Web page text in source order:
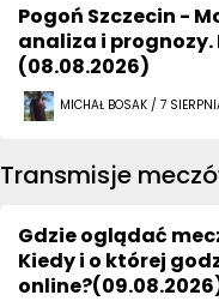
Pogoń Szczecin -
analiza i
(08.08.2026)
MICHAŁ BOSAK / 7
Transmisje
Gdzie oglądać
Kiedy i o której